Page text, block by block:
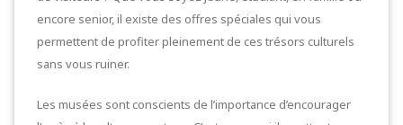
encore senior, il existe des offres spéciales qui vous
permettent de profiter pleinement de ces trésors culturels
sans vous ruiner.
Les musées sont conscients de l’importance d’encourager